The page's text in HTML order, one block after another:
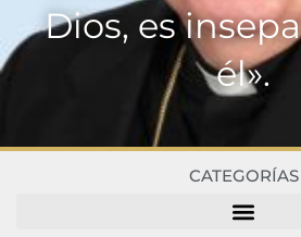
Dios, es
él».
CATEGORÍAS